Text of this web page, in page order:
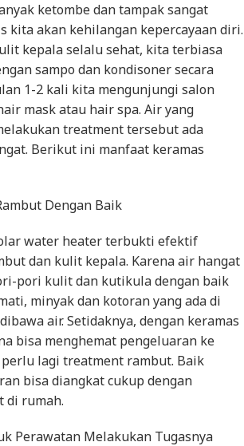
ketombe dan tampak sangat
kita akan kehilangan kepercayaan diri.
kepala selalu sehat, kita terbiasa
sampo dan kondisoner secara
1-2 kali kita mengunjungi salon
mask atau hair spa. Air yang
treatment tersebut ada
Berikut ini manfaat keramas
Dengan Baik
water heater terbukti efektif
dan kulit kepala. Karena air hangat
pori kulit dan kutikula dengan baik
minyak dan kotoran yang ada di
air. Setidaknya, dengan keramas
bisa menghemat pengeluaran ke
lagi treatment rambut. Baik
bisa diangkat cukup dengan
di rumah.
Perawatan Melakukan Tugasnya